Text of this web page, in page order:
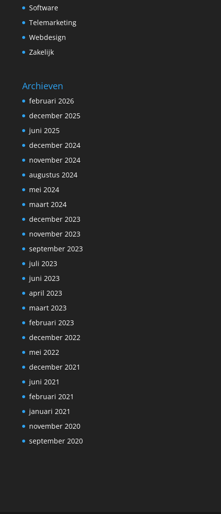
Software
Telemarketing
Webdesign
Zakelijk
Archieven
februari 2026
december 2025
juni 2025
december 2024
november 2024
augustus 2024
mei 2024
maart 2024
december 2023
november 2023
september 2023
juli 2023
juni 2023
april 2023
maart 2023
februari 2023
december 2022
mei 2022
december 2021
juni 2021
februari 2021
januari 2021
november 2020
september 2020